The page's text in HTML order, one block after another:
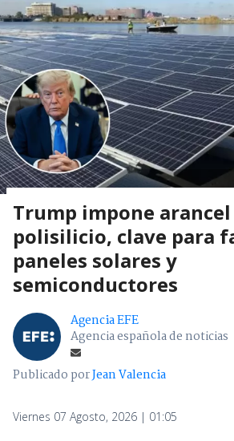
Trump impone arancel
polisilicio, clave para
paneles solares y
semiconductores
Agencia EFE
Agencia española de noticias
Publicado porJean Valencia
Viernes 07 Agosto, 2026 | 01:05